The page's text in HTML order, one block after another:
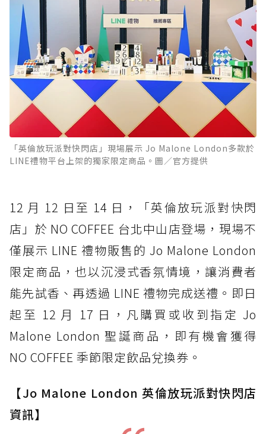
「英倫放玩派對快閃店」現場展示 Jo Malone London多款於
LINE禮物平台上架的獨家限定商品。圖／官方提供
12 月 12 日至 14 日，「英倫放玩派對快閃
店」於 NO COFFEE 台北中山店登場，現場不
僅展示 LINE 禮物販售的 Jo Malone London
限定商品，也以沉浸式香氛情境，讓消費者
能先試香、再透過 LINE 禮物完成送禮。即日
起至 12 月 17 日，凡購買或收到指定 Jo
Malone London 聖誕商品，即有機會獲得
NO COFFEE 季節限定飲品兌換券。
【Jo Malone London 英倫放玩派對快閃店
資訊】